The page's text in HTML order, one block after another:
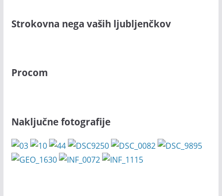
Strokovna nega vaših ljubljenčkov
Procom
Naključne fotografije